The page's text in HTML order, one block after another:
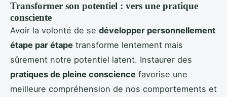
Transformer son potentiel : vers une pratique
consciente
Avoir la volonté de se développer personnellement
étape par étape transforme lentement mais
sûrement notre potentiel latent. Instaurer des
pratiques de pleine conscience favorise une
meilleure compréhension de nos comportements et